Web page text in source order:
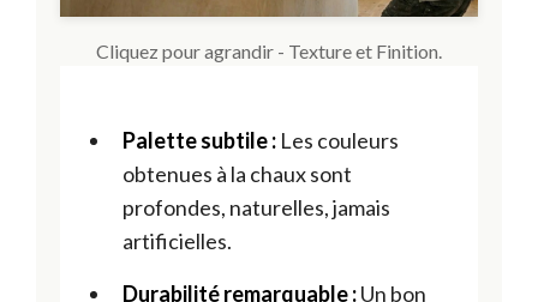
Cliquez pour agrandir - Texture et Finition.
Palette subtile : Les couleurs
obtenues à la chaux sont
profondes, naturelles, jamais
artificielles.
Durabilité remarquable :Un bon